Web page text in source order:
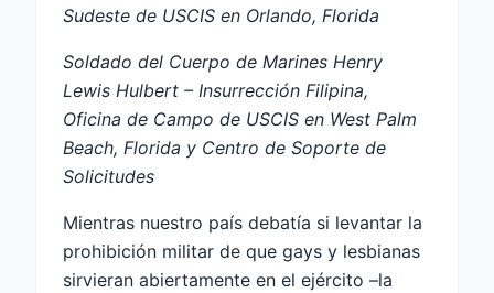
Sudeste de USCIS en Orlando, Florida
Soldado del Cuerpo de Marines Henry
Lewis Hulbert – Insurrección Filipina,
Oficina de Campo de USCIS en West Palm
Beach, Florida y Centro de Soporte de
Solicitudes
Mientras nuestro país debatía si levantar la
prohibición militar de que gays y lesbianas
sirvieran abiertamente en el ejército –la